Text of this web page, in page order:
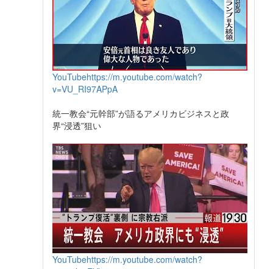
YouTubehttps://m.youtube.com/watch?
v=VU_RI97APpA
統一教会“元幹部”が語るアメリカビジネスと政
界“浸透”狙い
YouTubehttps://m.youtube.com/watch?